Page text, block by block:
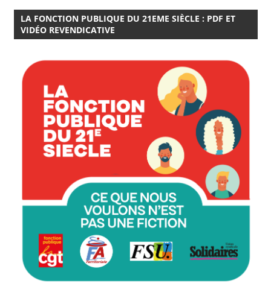
LA FONCTION PUBLIQUE DU 21EME SIÈCLE : PDF ET
VIDÉO REVENDICATIVE